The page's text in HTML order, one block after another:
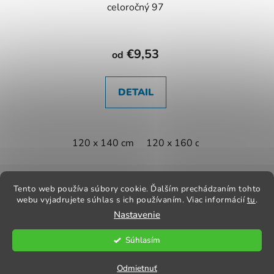
Tento web používa súbory cookie. Ďalším prechádzaním tohto
webu vyjadrujete súhlas s ich používaním. Viac informáciítu.
Nastavenie
Odmietnuť
Súhlasím
celoročný 97
od €9,53
DETAIL
120 x 140 cm 120 x 160 cm
Z
Kontakt Obchodné podmienky
Odstúpenie od zmluvy
Reklamačný poriadok Obchodné podmienky
Vytvoril Shoptet
Praktik Textil. Všetky práva vyhradené.